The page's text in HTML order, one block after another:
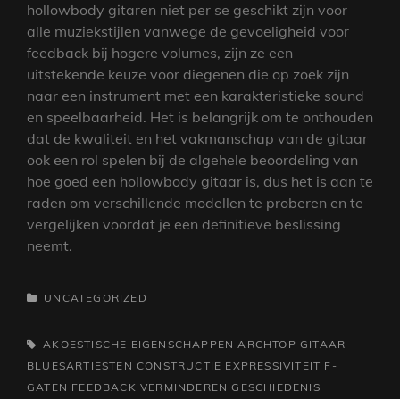
hollowbody gitaren niet per se geschikt zijn voor
alle muziekstijlen vanwege de gevoeligheid voor
feedback bij hogere volumes, zijn ze een
uitstekende keuze voor diegenen die op zoek zijn
naar een instrument met een karakteristieke sound
en speelbaarheid. Het is belangrijk om te onthouden
dat de kwaliteit en het vakmanschap van de gitaar
ook een rol spelen bij de algehele beoordeling van
hoe goed een hollowbody gitaar is, dus het is aan te
raden om verschillende modellen te proberen en te
vergelijken voordat je een definitieve beslissing
neemt.
CATEGORIEËN
UNCATEGORIZED
TAGS,AKOESTISCHE EIGENSCHAPPEN ARCHTOP GITAAR
BLUESARTIESTEN CONSTRUCTIE EXPRESSIVITEIT F-
GATEN FEEDBACK VERMINDEREN GESCHIEDENIS